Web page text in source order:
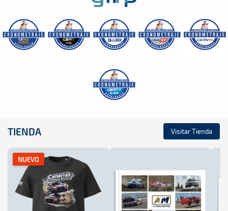
TIENDA Visitar Tienda
NUEVO